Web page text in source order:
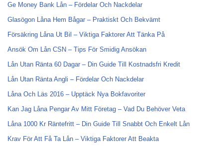
Ge Money Bank Lån – Fördelar Och Nackdelar
Glasögon Låna Hem Bågar – Praktiskt Och Bekvämt
Försäkring Låna Ut Bil – Viktiga Faktorer Att Tänka På
Ansök Om Lån CSN – Tips För Smidig Ansökan
Lån Utan Ränta 60 Dagar – Din Guide Till Kostnadsfri Kredit
Lån Utan Ränta Angli – Fördelar Och Nackdelar
Låna Och Läs 2016 – Upptäck Nya Bokfavoriter
Kan Jag Låna Pengar Av Mitt Företag – Vad Du Behöver Veta
Låna 1000 Kr Räntefritt – Din Guide Till Snabbt Och Enkelt Lån
Krav För Att Få Ta Lån – Viktiga Faktorer Att Beakta